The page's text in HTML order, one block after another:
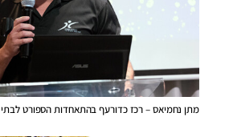
מתן נחמיאס – רכז כדורעף בהתאחדות הספורט לבתי